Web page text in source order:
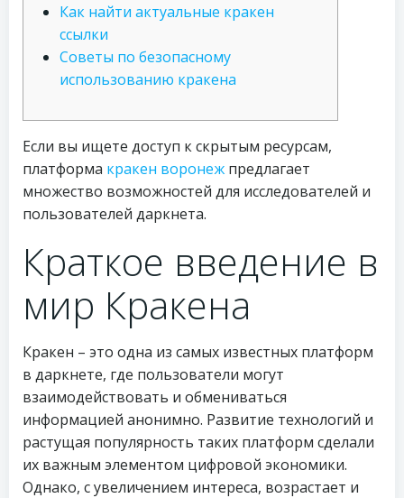
Как найти актуальные кракен
ссылки
Советы по безопасному
использованию кракена
Если вы ищете доступ к скрытым ресурсам,
платформа кракен воронеж предлагает
множество возможностей для исследователей и
пользователей даркнета.
Краткое введение в
мир Кракена
Кракен – это одна из самых известных платформ
в даркнете, где пользователи могут
взаимодействовать и обмениваться
информацией анонимно. Развитие технологий и
растущая популярность таких платформ сделали
их важным элементом цифровой экономики.
Однако, с увеличением интереса, возрастает и